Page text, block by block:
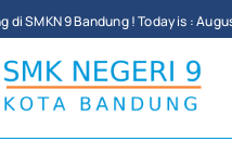
di SMKN 9 Bandung ! Today is :